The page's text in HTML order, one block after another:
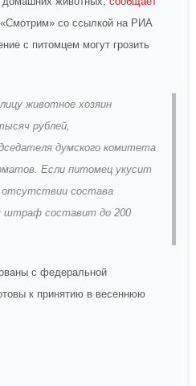
со ссылкой на РИА
с питомцем могут грозить
животное хозяин
рублей,
думского комитета
Если питомец укусит
отсутствии состава
штраф составит до 200
с федеральной
к принятию в весеннюю